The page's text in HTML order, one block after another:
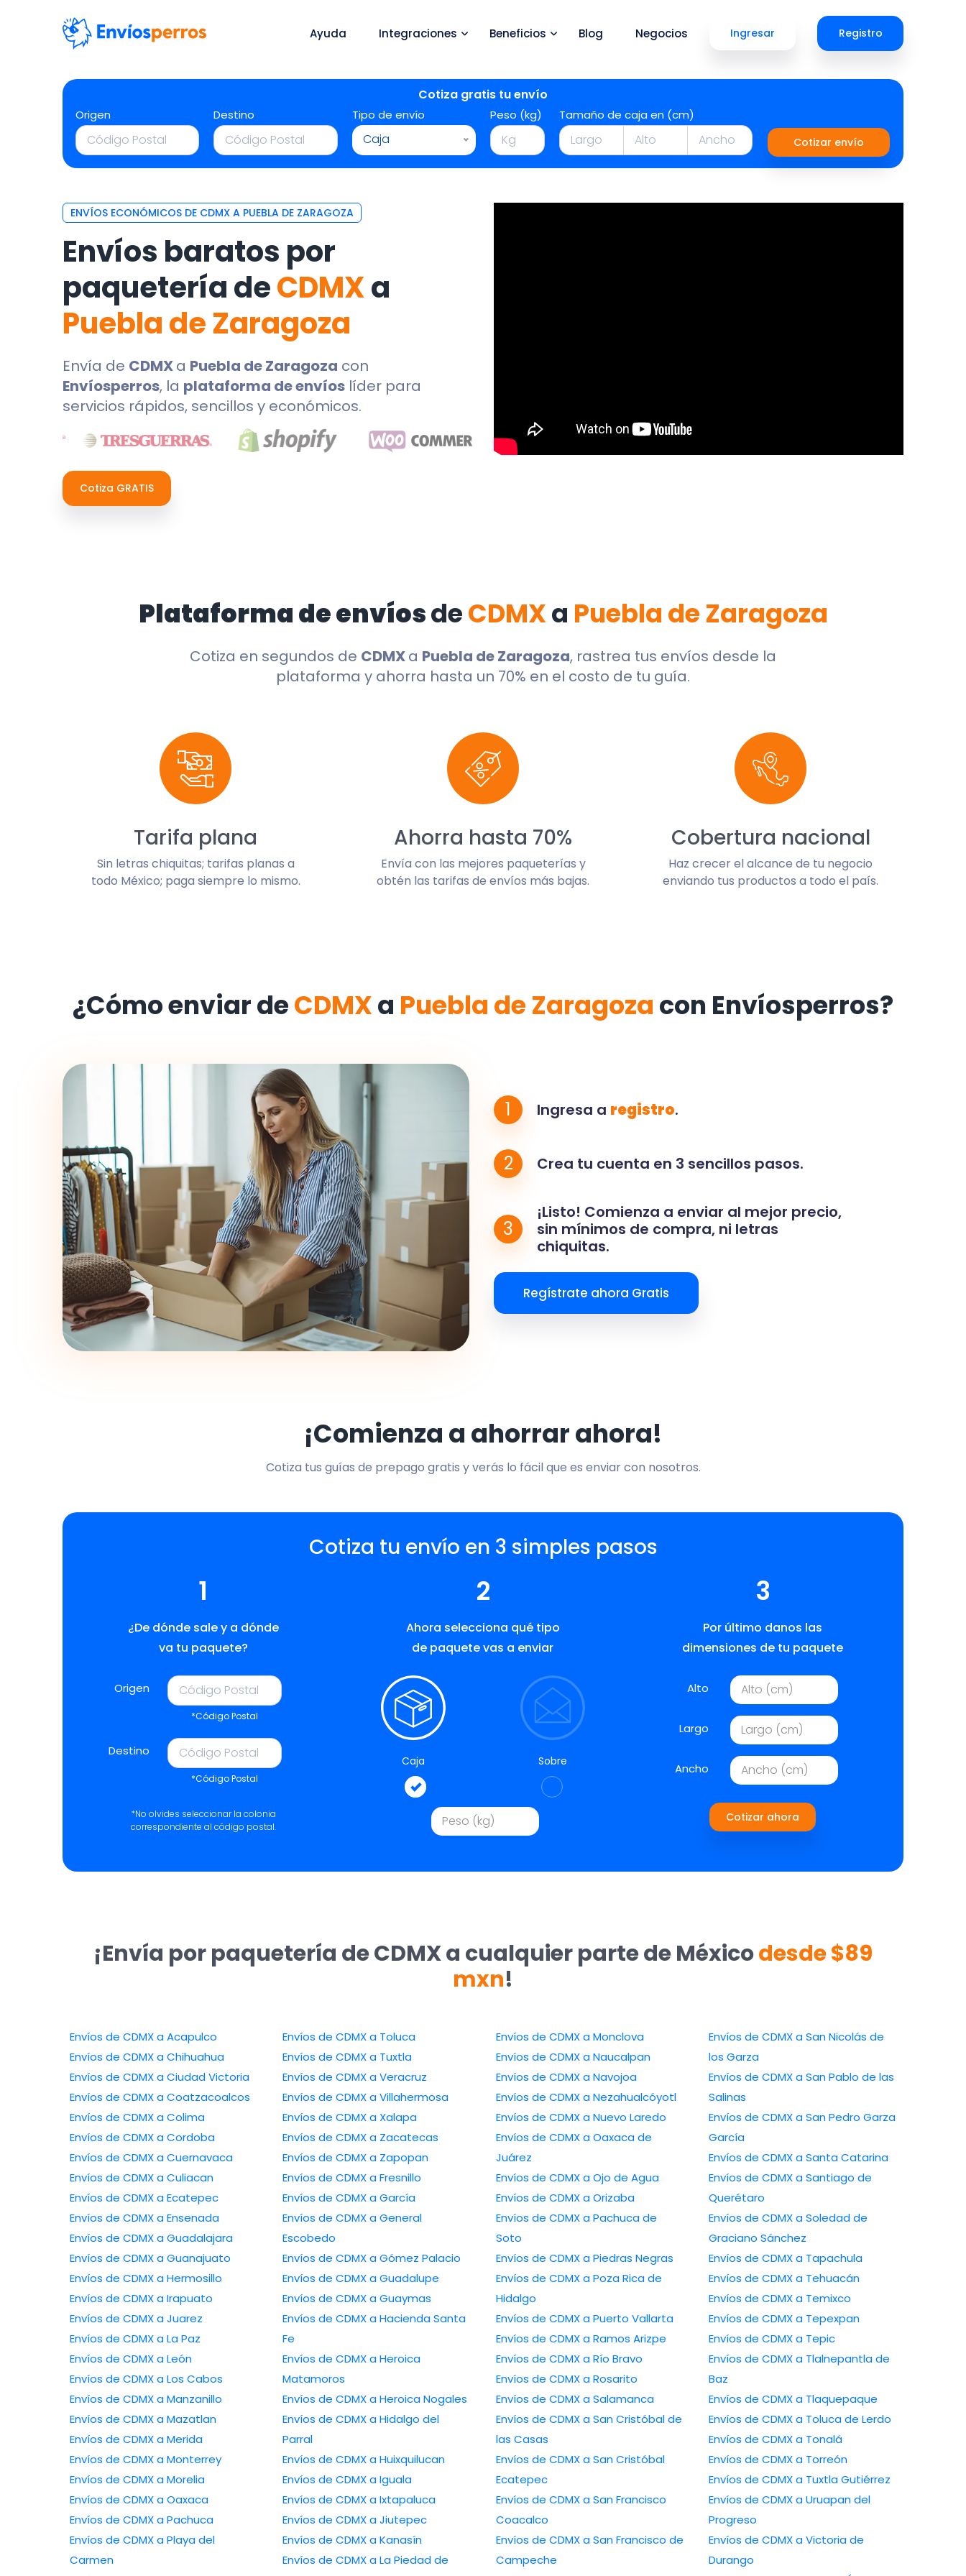
Ayuda Integraciones Beneficios Blog Negocios Ingresar Registro
Cotiza gratis tu envío
Origen Destino Tipo de envío
Caja
Peso (kg) Tamaño de caja en (cm)
Cotizar envío
ENVÍOS ECONÓMICOS DE CDMX A PUEBLA DE ZARAGOZA
Envíos baratos por
paquetería deCDMXa
Puebla de Zaragoza
Envía de CDMXa Puebla de Zaragoza con
Envíosperros, la plataforma de envíos líder para
servicios rápidos, sencillos y económicos.
Cotiza GRATIS
Plataforma de envíosdeCDMXa Puebla de Zaragoza
Cotiza en segundos de CDMXa Puebla de Zaragoza, rastrea tus envíos desde la
plataforma y ahorra hasta un 70% en el costo de tu guía.
Tarifa plana
Sin letras chiquitas; tarifas planas a
todo México; paga siempre lo mismo.
Ahorra hasta 70%
Envía con las mejores paqueterías y
obtén las tarifas de envíos más bajas.
Cobertura nacional
Haz crecer el alcance de tu negocio
enviando tus productos a todo el país.
¿Cómo enviar deCDMXa Puebla de Zaragoza con Envíosperros?
1 Ingresa a registro.
2 Crea tu cuenta en 3 sencillos pasos.
3
¡Listo! Comienza a enviar al mejor precio,
sin mínimos de compra, ni letras
chiquitas.
Regístrate ahora Gratis
¡Comienza a ahorrar ahora!
Cotiza tus guías de prepago gratis y verás lo fácil que es enviar con nosotros.
Cotiza tu envío en 3 simples pasos
1
¿De dónde sale y a dónde
va tu paquete?
Origen
*Código Postal
Destino
*Código Postal
*No olvides seleccionar la colonia
correspondiente al código postal.
2
Ahora selecciona qué tipo
de paquete vas a enviar
Caja Sobre
3
Por último danos las
dimensiones de tu paquete
Alto
Largo
Ancho
Cotizar ahora
¡Envía por paquetería de CDMX a cualquier parte de Méxicodesde $89
mxn!
Envíos de CDMX a Acapulco
Envíos de CDMX a Chihuahua
Envíos de CDMX a Ciudad Victoria
Envíos de CDMX a Coatzacoalcos
Envíos de CDMX a Colima
Envíos de CDMX a Cordoba
Envíos de CDMX a Cuernavaca
Envíos de CDMX a Culiacan
Envíos de CDMX a Ecatepec
Envíos de CDMX a Ensenada
Envíos de CDMX a Guadalajara
Envíos de CDMX a Guanajuato
Envíos de CDMX a Hermosillo
Envíos de CDMX a Irapuato
Envíos de CDMX a Juarez
Envíos de CDMX a La Paz
Envíos de CDMX a León
Envíos de CDMX a Los Cabos
Envíos de CDMX a Manzanillo
Envíos de CDMX a Mazatlan
Envíos de CDMX a Merida
Envíos de CDMX a Monterrey
Envíos de CDMX a Morelia
Envíos de CDMX a Oaxaca
Envíos de CDMX a Pachuca
Envíos de CDMX a Playa del
Carmen
Envíos de CDMX a Toluca
Envíos de CDMX a Tuxtla
Envíos de CDMX a Veracruz
Envíos de CDMX a Villahermosa
Envíos de CDMX a Xalapa
Envíos de CDMX a Zacatecas
Envíos de CDMX a Zapopan
Envíos de CDMX a Fresnillo
Envíos de CDMX a García
Envíos de CDMX a General
Escobedo
Envíos de CDMX a Gómez Palacio
Envíos de CDMX a Guadalupe
Envíos de CDMX a Guaymas
Envíos de CDMX a Hacienda Santa
Fe
Envíos de CDMX a Heroica
Matamoros
Envíos de CDMX a Heroica Nogales
Envíos de CDMX a Hidalgo del
Parral
Envíos de CDMX a Huixquilucan
Envíos de CDMX a Iguala
Envíos de CDMX a Ixtapaluca
Envíos de CDMX a Jiutepec
Envíos de CDMX a Kanasín
Envíos de CDMX a La Piedad de
Envíos de CDMX a Monclova
Envíos de CDMX a Naucalpan
Envíos de CDMX a Navojoa
Envíos de CDMX a Nezahualcóyotl
Envíos de CDMX a Nuevo Laredo
Envíos de CDMX a Oaxaca de
Juárez
Envíos de CDMX a Ojo de Agua
Envíos de CDMX a Orizaba
Envíos de CDMX a Pachuca de
Soto
Envíos de CDMX a Piedras Negras
Envíos de CDMX a Poza Rica de
Hidalgo
Envíos de CDMX a Puerto Vallarta
Envíos de CDMX a Ramos Arizpe
Envíos de CDMX a Río Bravo
Envíos de CDMX a Rosarito
Envíos de CDMX a Salamanca
Envíos de CDMX a San Cristóbal de
las Casas
Envíos de CDMX a San Cristóbal
Ecatepec
Envíos de CDMX a San Francisco
Coacalco
Envíos de CDMX a San Francisco de
Campeche
Envíos de CDMX a San Nicolás de
los Garza
Envíos de CDMX a San Pablo de las
Salinas
Envíos de CDMX a San Pedro Garza
García
Envíos de CDMX a Santa Catarina
Envíos de CDMX a Santiago de
Querétaro
Envíos de CDMX a Soledad de
Graciano Sánchez
Envíos de CDMX a Tapachula
Envíos de CDMX a Tehuacán
Envíos de CDMX a Temixco
Envíos de CDMX a Tepexpan
Envíos de CDMX a Tepic
Envíos de CDMX a Tlalnepantla de
Baz
Envíos de CDMX a Tlaquepaque
Envíos de CDMX a Toluca de Lerdo
Envíos de CDMX a Tonalá
Envíos de CDMX a Torreón
Envíos de CDMX a Tuxtla Gutiérrez
Envíos de CDMX a Uruapan del
Progreso
Envíos de CDMX a Victoria de
Durango